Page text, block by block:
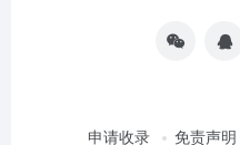
申请收录 免责声明